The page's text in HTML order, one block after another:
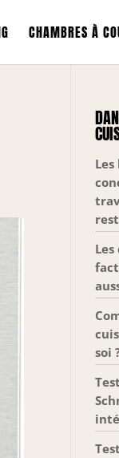
CHAMBRES À
soi